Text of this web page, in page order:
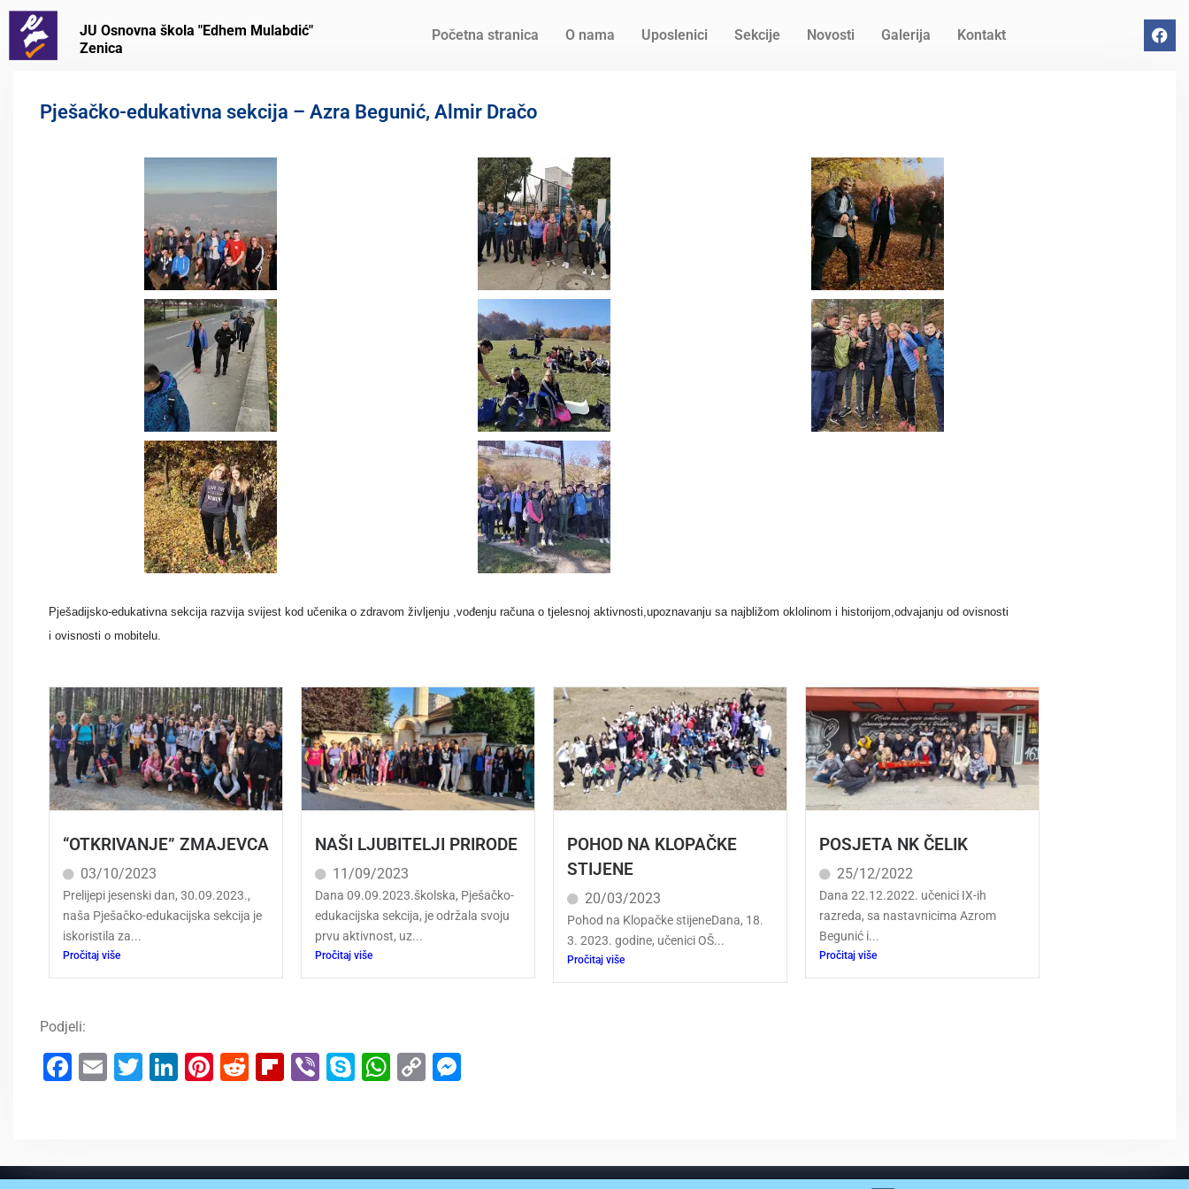
JU Osnovna škola "Edhem Mulabdić"
Zenica
Početna stranica O nama Uposlenici Sekcije Novosti Galerija Kontakt
Pješačko-edukativna sekcija – Azra Begunić, Almir Dračo
Pješadijsko-edukativna sekcija razvija svijest kod učenika o zdravom življenju ,vođenju računa o tjelesnoj aktivnosti,upoznavanju sa najbližom oklolinom i historijom,odvajanju od ovisnosti
i ovisnosti o mobitelu.
“OTKRIVANJE” ZMAJEVCA
03/10/2023
Prelijepi jesenski dan, 30.09.2023.,
naša Pješačko-edukacijska sekcija je
iskoristila za...
Pročitaj više
NAŠI LJUBITELJI PRIRODE
11/09/2023
Dana 09.09.2023.školska, Pješačko-
edukacijska sekcija, je održala svoju
prvu aktivnost, uz...
Pročitaj više
POHOD NA KLOPAČKE
STIJENE
20/03/2023
Pohod na Klopačke stijeneDana, 18.
3. 2023. godine, učenici OŠ...
Pročitaj više
POSJETA NK ČELIK
25/12/2022
Dana 22.12.2022. učenici IX-ih
razreda, sa nastavnicima Azrom
Begunić i...
Pročitaj više
Podjeli:
Facebook
EmailTwitter
LinkedIn
Pinterest
RedditFlipboard
ViberSkypeWhatsApp
Copy